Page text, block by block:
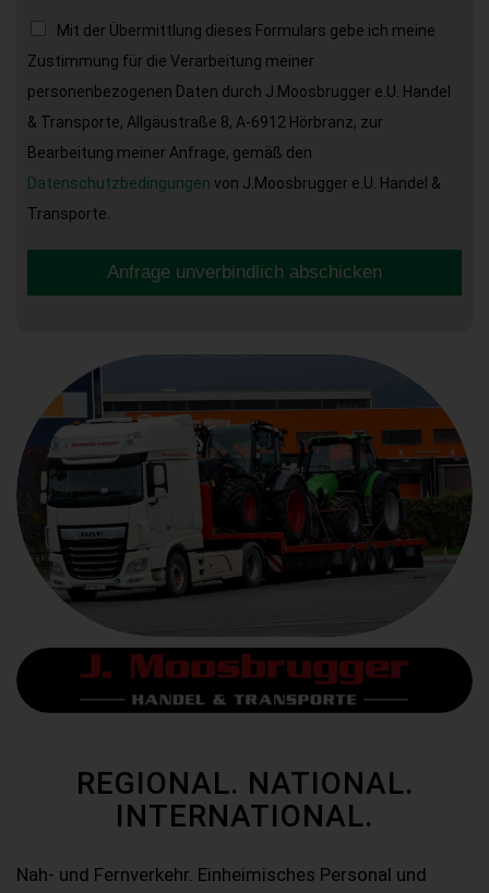
Mit der Übermittlung dieses Formulars gebe ich meine
Zustimmung für die Verarbeitung meiner
personenbezogenen Daten durch J.Moosbrugger e.U. Handel
& Transporte, Allgäustraße 8, A-6912 Hörbranz, zur
Bearbeitung meiner Anfrage, gemäß den
Datenschutzbedingungen von J.Moosbrugger e.U. Handel &
Transporte.
Anfrage unverbindlich abschicken
REGIONAL. NATIONAL.
INTERNATIONAL.
Nah- und Fernverkehr. Einheimisches Personal und